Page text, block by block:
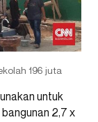
196 juta
untuk
2,7 x